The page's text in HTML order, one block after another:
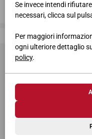
Se invece intendi
necessari, clicca sul
Per maggiori
ogni ulteriore dettaglio
policy.
Giessegi,
© 2026 Giessegi Industria
Via Bramante 39, 62010